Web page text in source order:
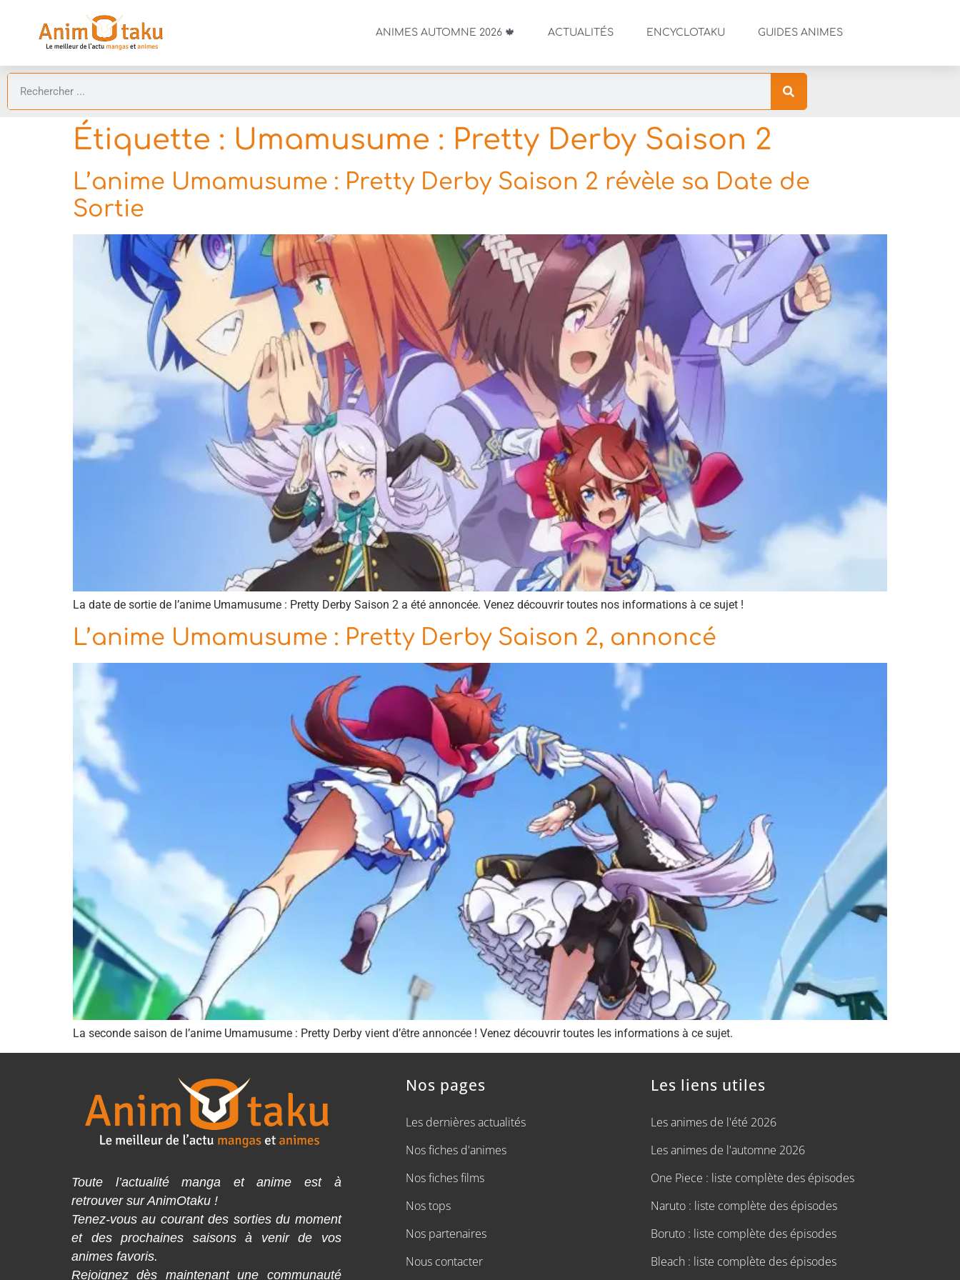
ANIMES AUTOMNE 2026 🍁 ACTUALITÉS ENCYCLOTAKU GUIDES ANIMES
Étiquette : Umamusume : Pretty Derby Saison 2
L’anime Umamusume : Pretty Derby Saison 2 révèle sa Date de
Sortie
La date de sortie de l’anime Umamusume : Pretty Derby Saison 2 a été annoncée. Venez découvrir toutes nos informations à ce sujet !
L’anime Umamusume : Pretty Derby Saison 2, annoncé
La seconde saison de l’anime Umamusume : Pretty Derby vient d’être annoncée ! Venez découvrir toutes les informations à ce sujet.
Toute l’actualité manga et anime est à
retrouver sur AnimOtaku !
Tenez-vous au courant des sorties du moment
et des prochaines saisons à venir de vos
animes favoris.
Rejoignez dès maintenant une communauté
Nos pages
Les dernières actualités
Nos fiches d'animes
Nos fiches films
Nos tops
Nos partenaires
Nous contacter
Les liens utiles
Les animes de l'été 2026
Les animes de l'automne 2026
One Piece : liste complète des épisodes
Naruto : liste complète des épisodes
Boruto : liste complète des épisodes
Bleach : liste complète des épisodes